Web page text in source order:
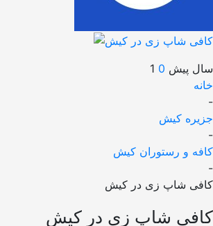
1 سال پیش 0
خانه
-
جزیره کیش
-
کافه و رستوران کیش
-
کافی شاپ زی در کیش
کافی شاپ زی در کیش